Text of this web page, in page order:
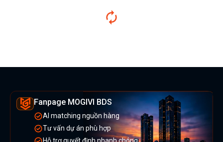
Fanpage MOGIVI BDS
AI matching nguồn hàng
Tư vấn dự án phù hợp